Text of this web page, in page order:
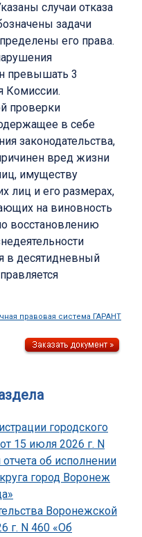
случаи отказа
задачи
его права.
превышать 3
Комиссии.
проверки
в себе
законодательства,
вред жизни
имуществу
лиц и его размерах,
на виновность
восстановлению
в десятидневный
правовая система ГАРАНТ
городского
15 июля 2026 г. N
об исполнении
город Воронеж
Воронежской
г. N 460 «Об